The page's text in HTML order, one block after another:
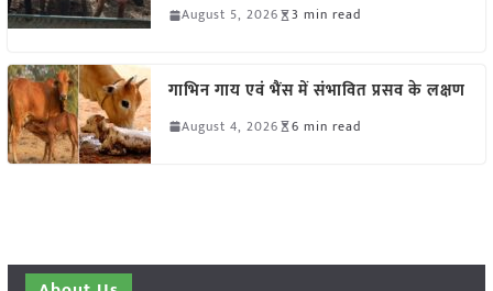
August 5, 2026 3 min read
गाभिन गाय एवं भैंस में संभावित प्रसव के लक्षण
August 4, 2026 6 min read